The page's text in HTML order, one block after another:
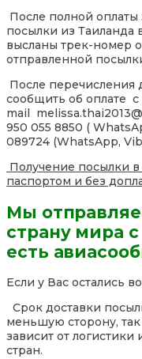
После полной оплаты
посылки из Таиланда
высланы трек-номер
отправленной
После
сообщить об оплате
mail
950 055 8850 (
089724 (WhatsApp,
Получение посылки
паспортом и без
Мы
страну мира
есть
Если у Вас остались
Срок доставки
меньшую сторону,
зависит от
стран.